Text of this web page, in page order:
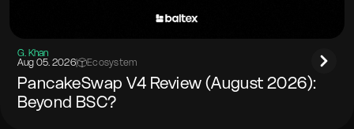
G. Khan
Aug 05. 2026| Ecosystem
PancakeSwap V4 Review (August 2026):
Beyond BSC?